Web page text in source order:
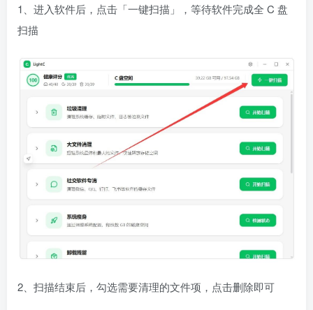
1、进入软件后，点击「一键扫描」，等待软件完成全 C 盘
扫描
2、扫描结束后，勾选需要清理的文件项，点击删除即可